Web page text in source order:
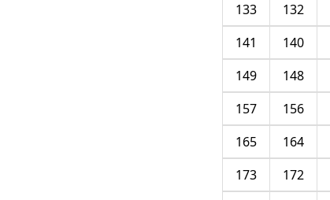
132
133
140
141
148
149
156
157
164
165
172
173